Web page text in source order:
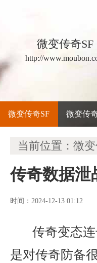
微变传奇SF
http://
微变传奇SF 微变传
当前位置： 微
传奇数据泄
时间：2024-12-13 01:12
传奇变态
是对传奇防备